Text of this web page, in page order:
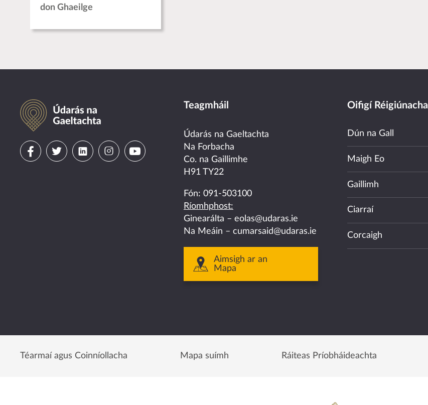
don Ghaeilge
Údarás na Gaeltachta
VisitVisitVisitVisit
instagram
Visit
youtube
Teagmháil
Údarás na Gaeltachta
Na Forbacha
Co. na Gaillimhe
H91 TY22
Fón: 091-503100
Ríomhphost:
Ginearálta – eolas@udaras.ie
Na Meáin – cumarsaid@udaras.ie
Aimsigh ar an
Mapa
Oifigí Réigiúnacha
Dún na Gall
Maigh Eo
Gaillimh
Ciarraí
Corcaigh
Téarmaí agus Coinníollacha Mapa suímh Ráiteas Príobháideachta